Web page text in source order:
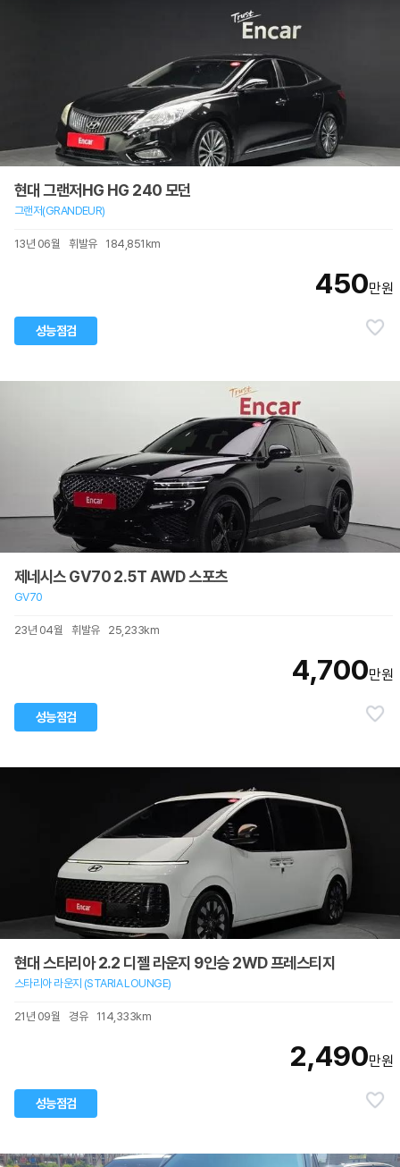
현대 그랜저HG HG 240 모던
그랜저(GRANDEUR)
13년 06월 휘발유 184,851km
성능점검
450만원
제네시스 GV70 2.5T AWD 스포츠
GV70
23년 04월 휘발유 25,233km
성능점검
4,700만원
현대 스타리아 2.2 디젤 라운지 9인승 2WD 프레스티지
스타리아 라운지 (STARIA LOUNGE)
21년 09월 경유 114,333km
성능점검
2,490만원